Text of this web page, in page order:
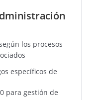
los procesos
específicos de
para gestión de